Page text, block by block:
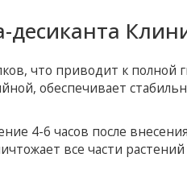
что приводит к полной
обеспечивает
4-6 часов после
все части